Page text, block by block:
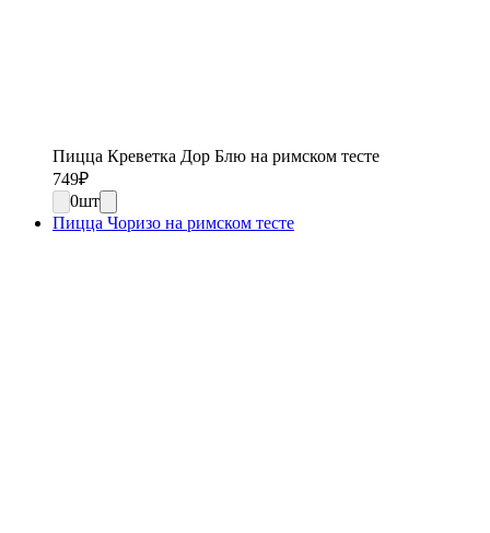
Пицца Креветка Дор Блю на римском тесте
749₽
0шт
Пицца Чоризо на римском тесте